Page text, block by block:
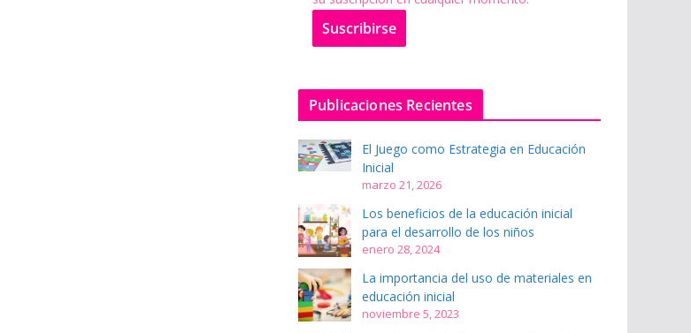
Suscribirse
Publicaciones Recientes
El Juego como Estrategia en Educación
Inicial
marzo 21, 2026
Los beneficios de la educación inicial
para el desarrollo de los niños
enero 28, 2024
La importancia del uso de materiales en
educación inicial
noviembre 5, 2023